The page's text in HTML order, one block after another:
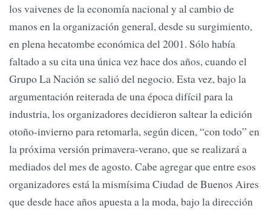
los vaivenes de la economía nacional y al cambio de
manos en la organización general, desde su surgimiento,
en plena hecatombe económica del 2001. Sólo había
faltado a su cita una única vez hace dos años, cuando el
Grupo La Nación se salió del negocio. Esta vez, bajo la
argumentación reiterada de una época difícil para la
industria, los organizadores decidieron saltear la edición
otoño-invierno para retomarla, según dicen, “con todo” en
la próxima versión primavera-verano, que se realizará a
mediados del mes de agosto. Cabe agregar que entre esos
organizadores está la mismísima Ciudad de Buenos Aires
que desde hace años apuesta a la moda, bajo la dirección